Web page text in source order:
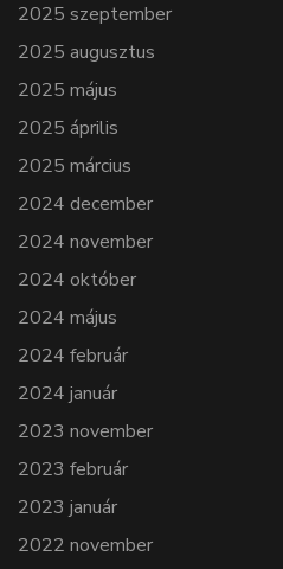
2025 szeptember
2025 augusztus
2025 május
2025 április
2025 március
2024 december
2024 november
2024 október
2024 május
2024 február
2024 január
2023 november
2023 február
2023 január
2022 november